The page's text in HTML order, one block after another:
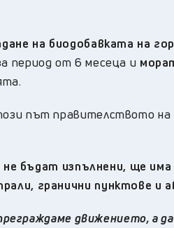
на биодобавката на
период от 6 месеца и
път правителството на
не бъдат изпълнени, ще
гранични пунктове и
движението, а